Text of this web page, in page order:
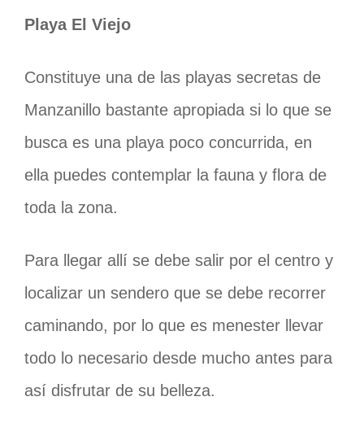
Playa El Viejo
Constituye una de las playas secretas de
Manzanillo bastante apropiada si lo que se
busca es una playa poco concurrida, en
ella puedes contemplar la fauna y flora de
toda la zona.
Para llegar allí se debe salir por el centro y
localizar un sendero que se debe recorrer
caminando, por lo que es menester llevar
todo lo necesario desde mucho antes para
así disfrutar de su belleza.